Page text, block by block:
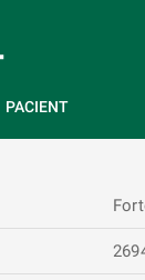
PACIENT